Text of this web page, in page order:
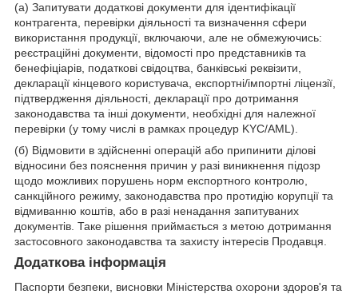
(а) Запитувати додаткові документи для ідентифікації
контрагента, перевірки діяльності та визначення сфери
використання продукції, включаючи, але не обмежуючись:
реєстраційні документи, відомості про представників та
бенефіціарів, податкові свідоцтва, банківські реквізити,
декларації кінцевого користувача, експортні/імпортні ліцензії,
підтвердження діяльності, декларації про дотримання
законодавства та інші документи, необхідні для належної
перевірки (у тому числі в рамках процедур KYC/AML).
(б) Відмовити в здійсненні операцій або припинити ділові
відносини без пояснення причин у разі виникнення підозр
щодо можливих порушень норм експортного контролю,
санкційного режиму, законодавства про протидію корупції та
відмиванню коштів, або в разі ненадання запитуваних
документів. Таке рішення приймається з метою дотримання
застосовного законодавства та захисту інтересів Продавця.
Додаткова інформація
Паспорти безпеки, висновки Міністерства охорони здоров'я та